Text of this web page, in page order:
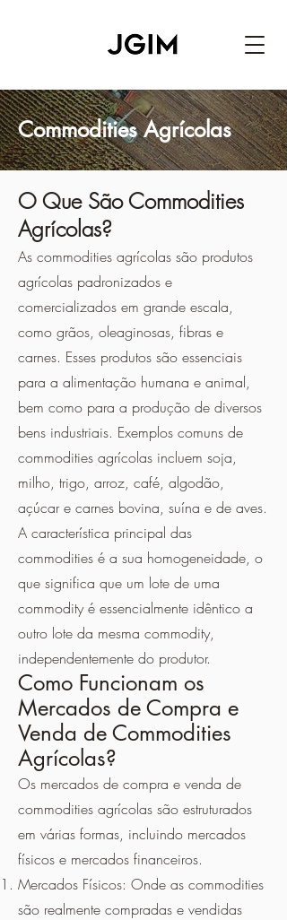
Commodities Agrícolas
O Que São Commodities
Agrícolas?
As commodities agrícolas são produtos
agrícolas padronizados e
comercializados em grande escala,
como grãos, oleaginosas, fibras e
carnes. Esses produtos são essenciais
para a alimentação humana e animal,
bem como para a produção de diversos
bens industriais. Exemplos comuns de
commodities agrícolas incluem soja,
milho, trigo, arroz, café, algodão,
açúcar e carnes bovina, suína e de aves.
A característica principal das
commodities é a sua homogeneidade, o
que significa que um lote de uma
commodity é essencialmente idêntico a
outro lote da mesma commodity,
independentemente do produtor.
Como Funcionam os
Mercados de Compra e
Venda de Commodities
Agrícolas?
Os mercados de compra e venda de
commodities agrícolas são estruturados
em várias formas, incluindo mercados
físicos e mercados financeiros.
Mercados Físicos: Onde as commodities
são realmente compradas e vendidas